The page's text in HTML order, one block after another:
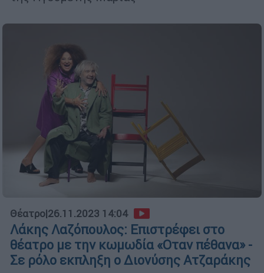
Θέατρο|26.11.2023 14:04
Λάκης Λαζόπουλος: Επιστρέφει στο
θέατρο με την κωμωδία «Οταν πέθανα» -
Σε ρόλο εκπληξη ο Διονύσης Ατζαράκης